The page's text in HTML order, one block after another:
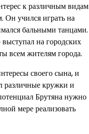
к различным видам
Он учился играть на
бальными танцами.
на городских
всем жителям города.
своего сына, и
различные кружки и
Брутяна нужно
мере реализовать